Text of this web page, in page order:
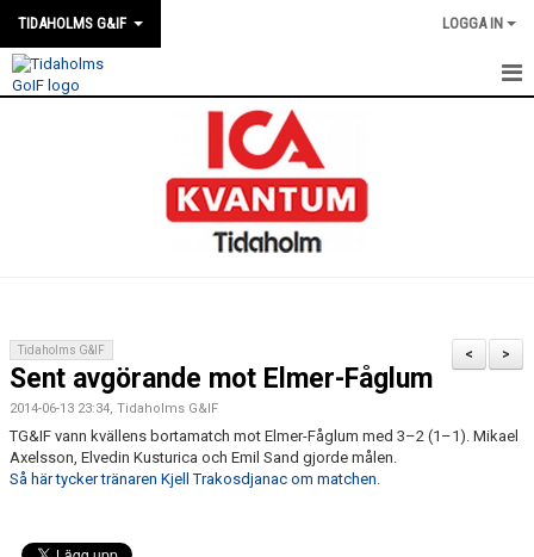
TIDAHOLMS G&IF LOGGA IN
FÖRENINGEN
SOUVENIRER
GAMLA GIFFS TORSDAGSTRÄFFAR
>
<
Tidaholms G&IF
Sent avgörande mot Elmer-Fåglum
2014-06-13 23:34, Tidaholms G&IF
TG&IF vann kvällens bortamatch mot Elmer-Fåglum med 3–2 (1–1). Mikael
Axelsson, Elvedin Kusturica och Emil Sand gjorde målen.
Så här tycker tränaren Kjell Trakosdjanac om matchen.